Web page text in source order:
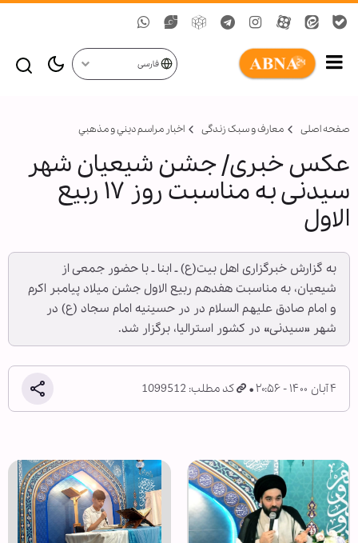
فارسی
صفحه اصلی معارف و سبک زندگی اخبار مراسم ديني و مذهبي
عکس خبری/ جشن شیعیان شهر
سیدنی به مناسبت روز ۱۷ ربیع
الاول
به گزارش خبرگزاری اهل بیت(ع) ـ ابنا ـ با حضور جمعی از
شیعیان، به مناسبت هفدهم ربیع الاول جشن میلاد پیامبر اکرم
و امام صادق علیهم السلام در در حسینیه امام سجاد (ع) در
شهر «سیدنی» در کشور استرالیا، برگزار شد.
۴ آبان ۱۴۰۰ - ۲۰:۵۶ کد مطلب: 1099512